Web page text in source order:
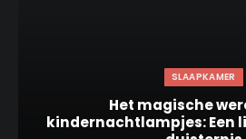
SLAAPKAMER
Het magische
kindernachtlampjes: Een